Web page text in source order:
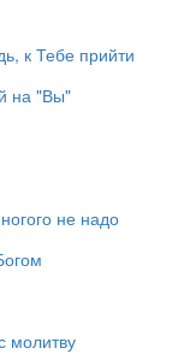
к Тебе прийти
на "Вы"
не надо
молитву